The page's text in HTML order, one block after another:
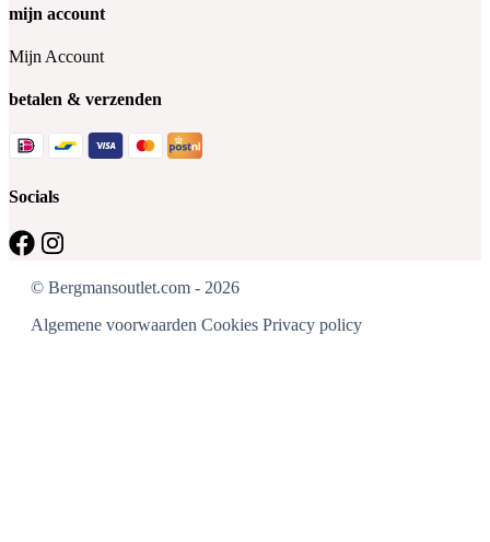
mijn account
Mijn Account
betalen & verzenden
Socials
© Bergmansoutlet.com - 2026
Algemene voorwaarden Cookies Privacy policy